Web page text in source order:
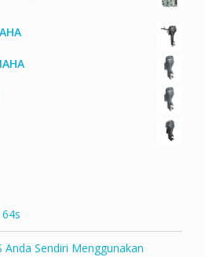
Sendiri Menggunakan